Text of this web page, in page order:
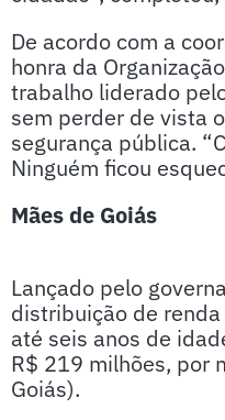
De acordo com a
honra da
trabalho liderado
sem perder de vista
segurança pública.
Ninguém ficou
Mães de Goiás
Lançado pelo
distribuição de
até seis anos de
R$ 219 milhões, por
Goiás).